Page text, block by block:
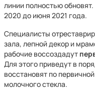
линии полностью
2020 до июня 2021 года.
Специалисты
зала, лепной декор и
рабочие воссоздадут
Для этого приведут в
восстановят по
молочного стекла.